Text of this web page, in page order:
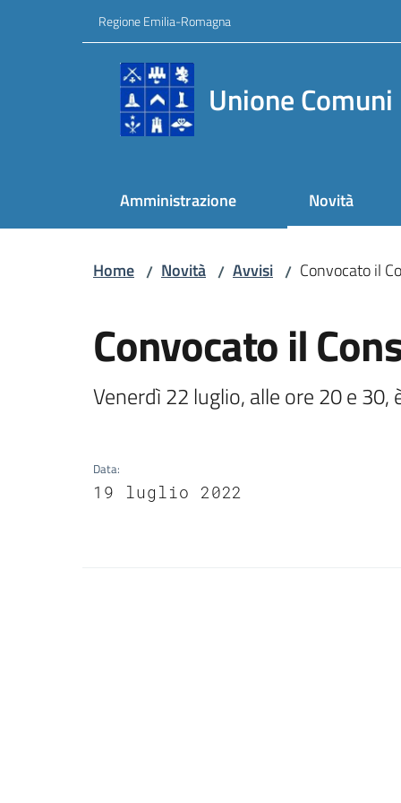
Vai al contenuto
Vai alla navigazioneRegione Emilia-Romagna
Unione
Amministrazione Novità
Home / Novità / Avvisi / Convocato il
Convocato il
Venerdì 22 luglio, alle ore 20 e
Data:
19 luglio 2022